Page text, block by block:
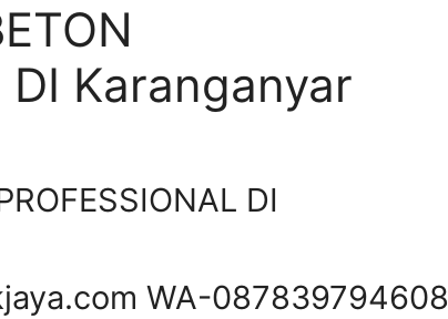
DI Karanganyar
DI
WA-087839794608